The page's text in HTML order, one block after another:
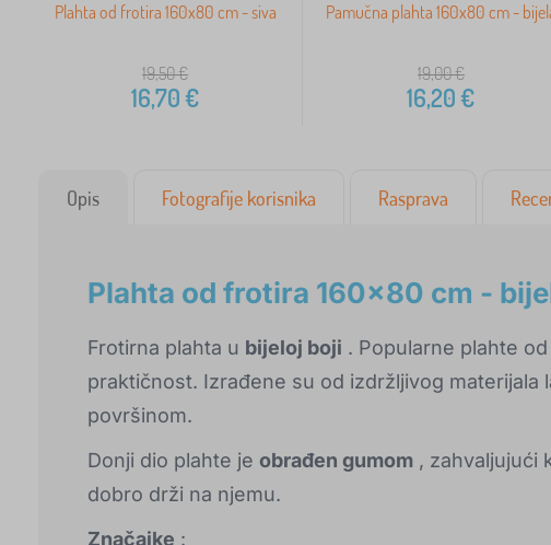
Plahta od frotira 160x80 cm - siva
19,50€
16,70€
Pamučna plahta 160x80 cm -
19,00€
16,20€
Opis Fotografije korisnika Rasprava
Plahta od frotira 160x80 cm -
Frotirna plahta u bijeloj boji . Popularne plahte
praktičnost. Izrađene su od izdržljivog materijala
površinom.
Donji dio plahte je obrađen gumom , zahvaljujući
dobro drži na njemu.
Značajke :